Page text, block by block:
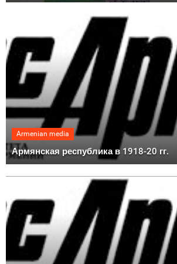
Armenian media
Армянская республика в 1918-20 гг.